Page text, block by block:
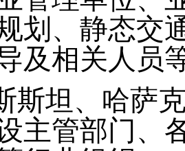
划、静态交
及相关人员
斯坦、哈萨
主管部门、